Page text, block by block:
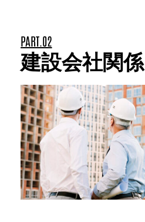
PART.02
建設会社関係